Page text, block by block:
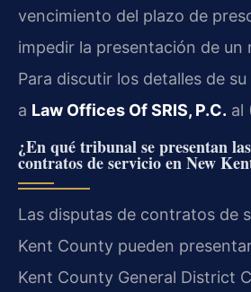
vencimiento del plazo de
impedir la presentación de un
Para discutir los detalles de
a Law Offices Of SRIS, P.C. al
¿En qué tribunal se presentan
contratos de servicio en New
Las disputas de contratos de
Kent County pueden
Kent County General District